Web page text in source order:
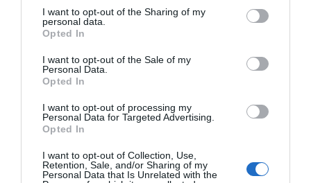
not limited to your visit or usage behaviour. You may click to
grant or deny consent to Google and its third-party tags to
use your data for below specified purposes in below Google
consent section.
I want to opt-out of the Sharing of my
personal data.
Opted In
I want to opt-out of the Sale of my
Personal Data.
Opted In
I want to opt-out of processing my
Personal Data for Targeted Advertising.
Opted In
I want to opt-out of Collection, Use,
Retention, Sale, and/or Sharing of my
Personal Data that Is Unrelated with the
Δείτε τι έγινε χθες το βράδυ
06.08.2026 | 18:00
Φωτιά στη Σκύρο: Πηγαίνουν
ενισχύσεις στο Νησί – Τώρα
Κύμης
06.08.2026 | 17:40
Έρχεται το νέο υπερσύγχρονο
αθλητικό κέντρο στην Εύβοια –
Υπογράφτηκε η σύμβαση
στην Εύβοια: Τούμπαρε
αυτοκίνητο
Συνεχίζει να καίει στο
Νησί, συγκλονιστική